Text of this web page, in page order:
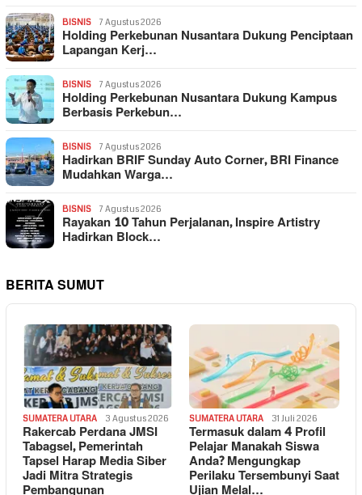
BISNIS 7 Agustus 2026
Holding Perkebunan Nusantara Dukung Penciptaan
Lapangan Kerj…
BISNIS 7 Agustus 2026
Holding Perkebunan Nusantara Dukung Kampus
Berbasis Perkebun…
BISNIS 7 Agustus 2026
Hadirkan BRIF Sunday Auto Corner, BRI Finance
Mudahkan Warga…
BISNIS 7 Agustus 2026
Rayakan 10 Tahun Perjalanan, Inspire Artistry
Hadirkan Block…
BERITA SUMUT
SUMATERA UTARA 3 Agustus 2026
Rakercab Perdana JMSI
Tabagsel, Pemerintah
Tapsel Harap Media Siber
Jadi Mitra Strategis
Pembangunan
SUMATERA UTARA 31 Juli 2026
Termasuk dalam 4 Profil
Pelajar Manakah Siswa
Anda? Mengungkap
Perilaku Tersembunyi Saat
Ujian Melal…